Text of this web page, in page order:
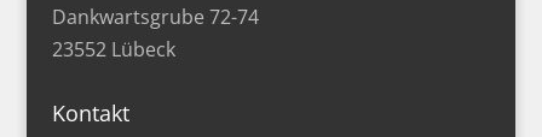
Dankwartsgrube 72-74
23552 Lübeck
Kontakt